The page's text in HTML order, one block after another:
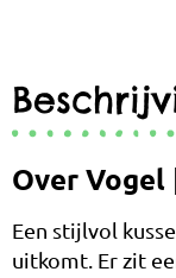
Over
Een stijlvol
uitkomt. Er zit